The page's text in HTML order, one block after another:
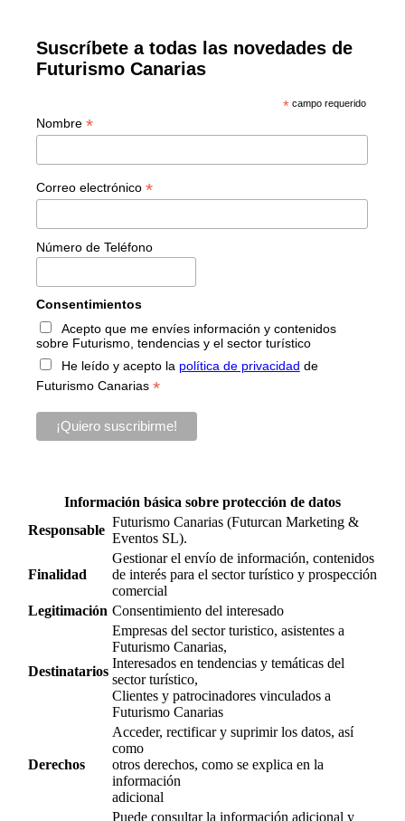
Suscríbete a todas las novedades de
Futurismo Canarias
*campo requerido
Nombre *
Correo electrónico *
Número de Teléfono
Consentimientos
Acepto que me envíes información y contenidos
sobre Futurismo, tendencias y el sector turístico
He leído y acepto la política de privacidad de
Futurismo Canarias *
Información básica sobre protección de datos
Responsable
Futurismo Canarias (Futurcan Marketing &
Eventos SL).
Finalidad
Gestionar el envío de información, contenidos
de interés para el sector turístico y prospección
comercial
Legitimación Consentimiento del interesado
Destinatarios
Empresas del sector turistico, asistentes a
Futurismo Canarias,
Interesados en tendencias y temáticas del
sector turístico,
Clientes y patrocinadores vinculados a
Futurismo Canarias
Derechos
Acceder, rectificar y suprimir los datos, así
como
otros derechos, como se explica en la
información
adicional
Puede consultar la información adicional y